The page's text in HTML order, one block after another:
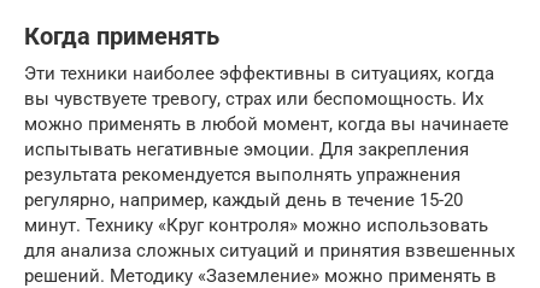
Когда применять
Эти техники наиболее эффективны в ситуациях, когда
вы чувствуете тревогу, страх или беспомощность. Их
можно применять в любой момент, когда вы начинаете
испытывать негативные эмоции. Для закрепления
результата рекомендуется выполнять упражнения
регулярно, например, каждый день в течение 15-20
минут. Технику «Круг контроля» можно использовать
для анализа сложных ситуаций и принятия взвешенных
решений. Методику «Заземление» можно применять в